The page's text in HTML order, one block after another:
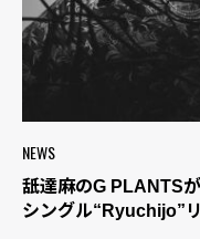
NEWS
舐達麻のG PLANTS
シングル“Ryuchijo”